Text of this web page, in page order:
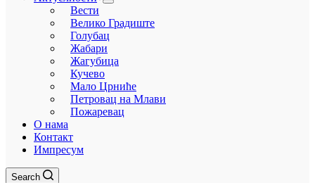
Вести
Велико Градиште
Голубац
Жабари
Жагубица
Кучево
Мало Црниће
Петровац на Млави
Пожаревац
О нама
Контакт
Импресум
Search